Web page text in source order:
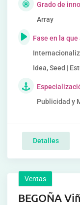
Grado de
Array
Fase en la que
Idea, Seed |
Publicidad y
Detalles
Ventas
BEGOÑA